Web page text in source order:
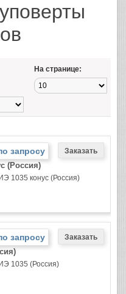
На странице:
запросу
(Россия)
1035 конус (Россия)
запросу
1035 (Россия)